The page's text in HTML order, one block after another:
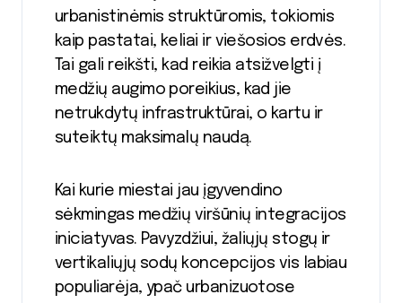
urbanistinėmis struktūromis, tokiomis
kaip pastatai, keliai ir viešosios erdvės.
Tai gali reikšti, kad reikia atsižvelgti į
medžių augimo poreikius, kad jie
netrukdytų infrastruktūrai, o kartu ir
suteiktų maksimalų naudą.
Kai kurie miestai jau įgyvendino
sėkmingas medžių viršūnių integracijos
iniciatyvas. Pavyzdžiui, žaliųjų stogų ir
vertikaliųjų sodų koncepcijos vis labiau
populiarėja, ypač urbanizuotose